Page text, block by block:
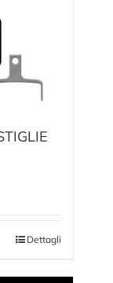
Dettagli